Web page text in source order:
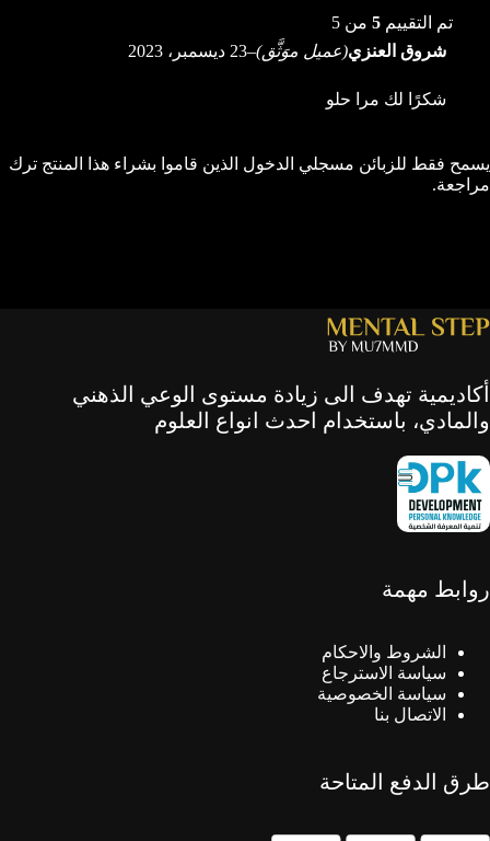
تم التقييم 5من 5
شروق العنزي(عميل موَثَّق)–23 ديسمبر، 2023
شكرًا لك مرا حلو
يسمح فقط للزبائن مسجلي الدخول الذين قاموا بشراء هذا المنتج ترك
مراجعة.
أكاديمية تهدف الى زيادة مستوى الوعي الذهني
والمادي، باستخدام احدث انواع العلوم
روابط مهمة
الشروط والاحكام
سياسة الاسترجاع
سياسة الخصوصية
الاتصال بنا
طرق الدفع المتاحة